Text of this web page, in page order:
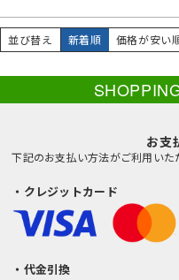
は気化熱により冷え、服の中を通
暖かく湿った空気は襟元と袖口か
出されます。
並び替え 新着順 価格が安い
お支
下記のお支払い方法がご利用いた
・クレジットカード
・代金引換